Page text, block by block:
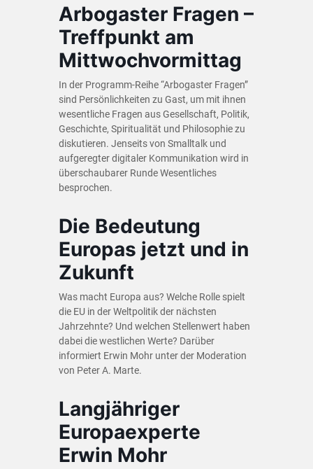
Arbogaster Fragen –
Treffpunkt am
Mittwochvormittag
In der Programm-Reihe “Arbogaster Fragen”
sind Persönlichkeiten zu Gast, um mit ihnen
wesentliche Fragen aus Gesellschaft, Politik,
Geschichte, Spiritualität und Philosophie zu
diskutieren. Jenseits von Smalltalk und
aufgeregter digitaler Kommunikation wird in
überschaubarer Runde Wesentliches
besprochen.
Die Bedeutung
Europas jetzt und in
Zukunft
Was macht Europa aus? Welche Rolle spielt
die EU in der Weltpolitik der nächsten
Jahrzehnte? Und welchen Stellenwert haben
dabei die westlichen Werte? Darüber
informiert Erwin Mohr unter der Moderation
von Peter A. Marte.
Langjähriger
Europaexperte
Erwin Mohr